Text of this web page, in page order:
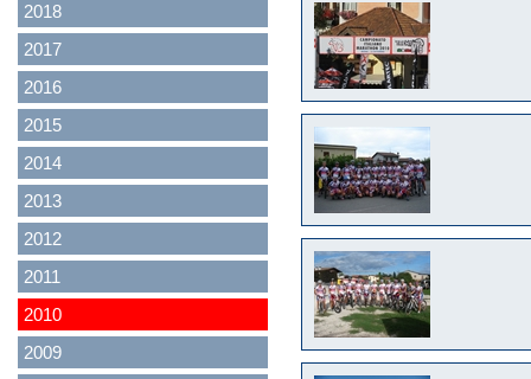
2018
2017
2016
2015
2014
2013
2012
2011
2010
2009